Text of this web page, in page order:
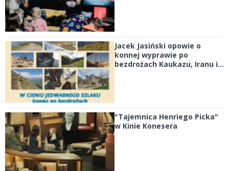
Jacek Jasiński opowie o
konnej wyprawie po
bezdrożach Kaukazu, Iranu i...
"Tajemnica Henriego Picka"
w Kinie Konesera